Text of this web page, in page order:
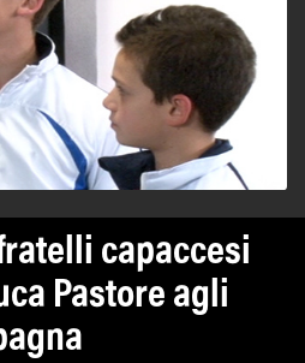
capaccesi
Pastore agli